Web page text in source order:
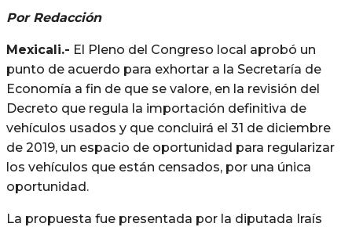
Por Redacción
Mexicali.- El Pleno del Congreso local aprobó un
punto de acuerdo para exhortar a la Secretaría de
Economía a fin de que se valore, en la revisión del
Decreto que regula la importación definitiva de
vehículos usados y que concluirá el 31 de diciembre
de 2019, un espacio de oportunidad para regularizar
los vehículos que están censados, por una única
oportunidad.
La propuesta fue presentada por la diputada Iraís